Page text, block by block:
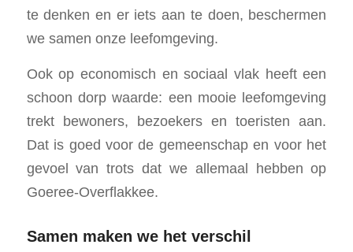
te denken en er iets aan te doen, beschermen
we samen onze leefomgeving.
Ook op economisch en sociaal vlak heeft een
schoon dorp waarde: een mooie leefomgeving
trekt bewoners, bezoekers en toeristen aan.
Dat is goed voor de gemeenschap en voor het
gevoel van trots dat we allemaal hebben op
Goeree-Overflakkee.
Samen maken we het verschil